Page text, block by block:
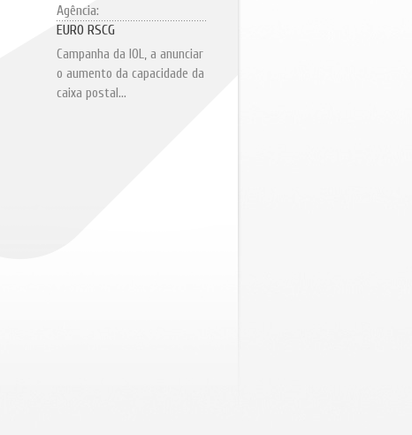
Agência:
EURO RSCG
Campanha da IOL, a anunciar
o aumento da capacidade da
caixa postal...